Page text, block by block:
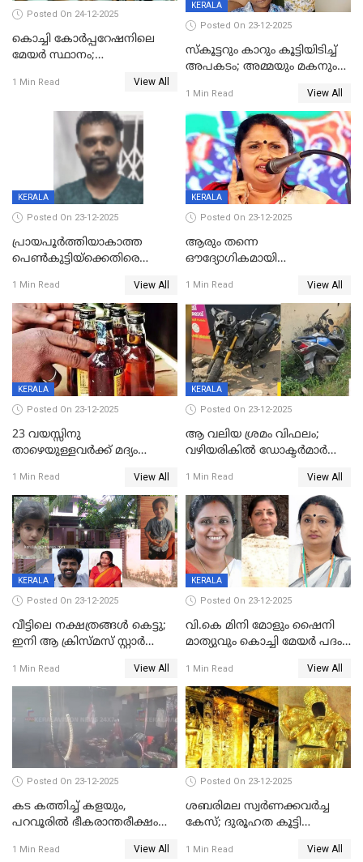
Posted On 24-12-2025
കൊച്ചി കോര്‍പ്പറേഷനിലെ
മേയര്‍ സ്ഥാനം;
രൂക്ഷം
1 Min Read View All
KERALA
Posted On 23-12-2025
സ്കൂട്ടറും കാറും കൂട്ടിയിടിച്ച്
അപകടം; അമ്മയും മകനും
ഗുരുതരാവസ്ഥയിൽ
1 Min Read View All
KERALA
Posted On 23-12-2025
പ്രായപൂർത്തിയാകാത്ത
പെൺകുട്ടിയ്ക്കെതിരെ
59 വർഷം തടവും 90,൦൦൦ രൂപ
പിഴയും ശിക്ഷ
1 Min Read View All
KERALA
Posted On 23-12-2025
ആരും തന്നെ
ഔദ്യോഗികമായി
കണ്ടെത്താൻ ഇന്ന് കോർ
കമ്മിറ്റി കൂടിയില്ല';
അതൃപ്തിയുമായി ദീപ്തി മേരി
വർഗീസ്
1 Min Read View All
KERALA
Posted On 23-12-2025
23 വയസ്സിനു
താഴെയുള്ളവർക്ക് മദ്യം
നടപടി;സ്ഥാപനങ്ങൾക്കെതിരെ
രണ്ട് കേസുകൾ
1 Min Read View All
KERALA
Posted On 23-12-2025
ആ വലിയ ശ്രമം വിഫലം;
വഴിയരികില്‍ ‌ഡോക്ടര്‍മാര്‍
മരണത്തിന് കീഴടങ്ങി
1 Min Read View All
KERALA
Posted On 23-12-2025
വീട്ടിലെ നക്ഷത്രങ്ങൾ കെട്ടു;
ഇനി ആ ക്രിസ്മസ് സ്റ്റാർ
വേണ്ടിയുള്ള
പിടിവലിക്കിടയിൽ
അപ്പൂപ്പനെതിരെ പോക്സോ
കേസ് ഒടുവിൽ 4 ജീവനുകൾ
പൊലിഞ്ഞു
1 Min Read View All
KERALA
Posted On 23-12-2025
വി.കെ മിനി മോളും ഷൈനി
മാത്യുവും കൊച്ചി മേയർ പദം
മേയറാകില്ല
1 Min Read View All
Posted On 23-12-2025
കട കത്തിച്ച് കളയും,
പറവൂരില്‍ ഭീകരാന്തരീക്ഷം
1 Min Read View All
Posted On 23-12-2025
ശബരിമല സ്വര്‍ണക്കവര്‍ച്ച
കേസ്; ദുരൂഹത കൂട്ടി
1 Min Read View All